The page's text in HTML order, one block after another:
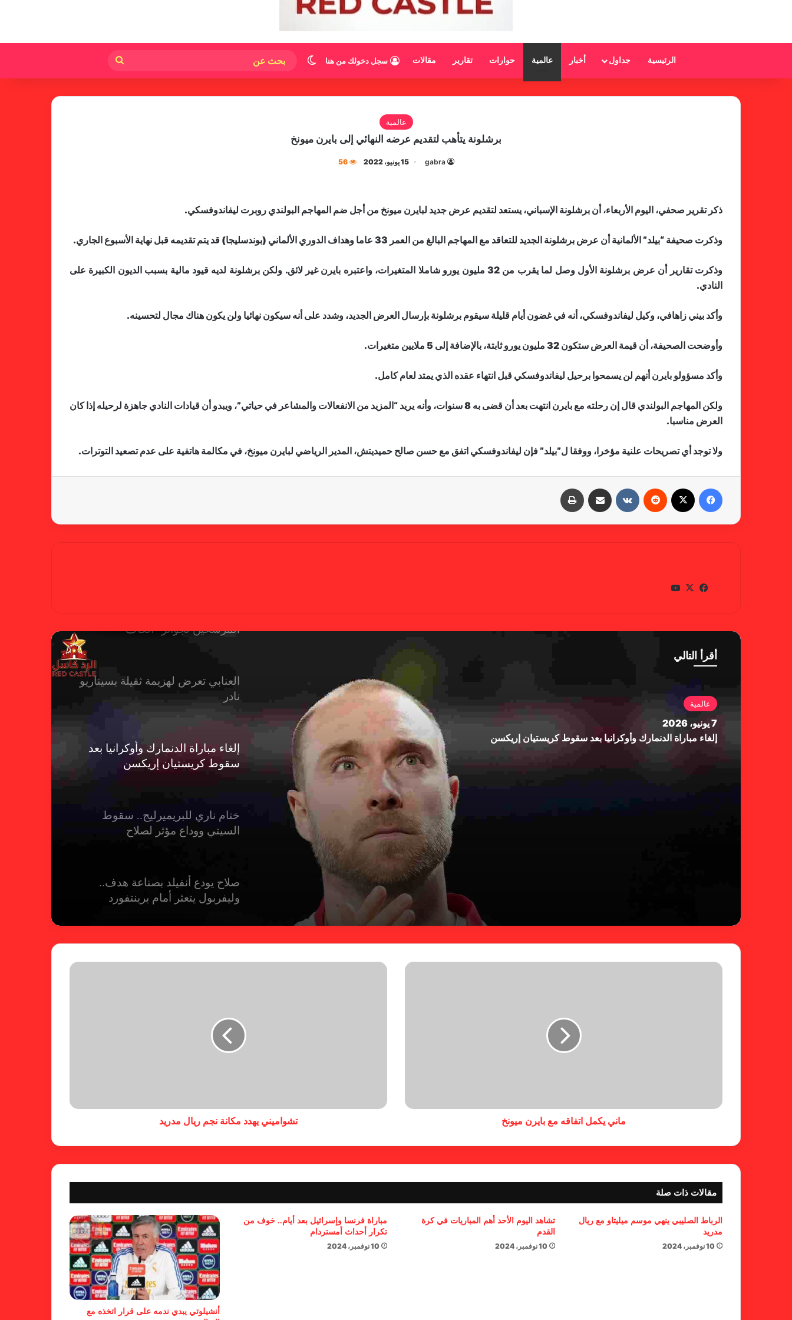
الرئيسية جداول أخبار عالمية حوارات تقارير مقالات سجل دخولك من هنا الوضع المظلم
عن
عالمية
برشلونة يتأهب لتقديم عرضه النهائي إلى بايرن ميونخ
gabra 15 يونيو، 2022 56
ذكر تقرير صحفي، اليوم الأربعاء، أن برشلونة الإسباني، يستعد لتقديم عرض جديد لبايرن ميونخ من أجل ضم المهاجم البولندي روبرت ليفاندوفسكي.
وذكرت صحيفة “بيلد” الألمانية أن عرض برشلونة الجديد للتعاقد مع المهاجم البالغ من العمر 33 عاما وهداف الدوري الألماني (بوندسليجا) قد يتم تقديمه قبل نهاية الأسبوع الجاري.
وذكرت تقارير أن عرض برشلونة الأول وصل لما يقرب من 32 مليون يورو شاملا المتغيرات، واعتبره بايرن غير لائق. ولكن برشلونة لديه قيود مالية بسبب الديون الكبيرة على
النادي.
وأكد بيني زاهافي، وكيل ليفاندوفسكي، أنه في غضون أيام قليلة سيقوم برشلونة بإرسال العرض الجديد، وشدد على أنه سيكون نهائيا ولن يكون هناك مجال لتحسينه.
وأوضحت الصحيفة، أن قيمة العرض ستكون 32 مليون يورو ثابتة، بالإضافة إلى 5 ملايين متغيرات.
وأكد مسؤولو بايرن أنهم لن يسمحوا برحيل ليفاندوفسكي قبل انتهاء عقده الذي يمتد لعام كامل.
ولكن المهاجم البولندي قال إن رحلته مع بايرن انتهت بعد أن قضى به 8 سنوات، وأنه يريد “المزيد من الانفعالات والمشاعر في حياتي”، ويبدو أن قيادات النادي جاهزة لرحيله إذا كان
العرض مناسبا.
ولا توجد أي تصريحات علنية مؤخرا، ووفقا ل”بيلد” فإن ليفاندوفسكي اتفق مع حسن صالح حميديتش، المدير الرياضي لبايرن ميونخ، في مكالمة هاتفية على عدم تصعيد التوترات.
في
وك
X
أقرأ التالي
عالمية
7 يونيو، 2026
إلغاء مباراة الدنمارك وأوكرانيا بعد سقوط كريستيان إريكسن
خلال جولة ميدانية للاطلاع على
آل خليفة: الشارقة تقدم نموذجاً عربياً
أزمة نفسية وراء غياب مبابي عن
بسبب تصريحات مهينة.. إيقاف حكم
حضور عربي قوي في قائمة
المرشحين لجوائز “الكاف”
العنابي تعرض لهزيمة ثقيلة بسيناريو
نادر
إلغاء مباراة الدنمارك وأوكرانيا بعد
سقوط كريستيان إريكسن
ختام ناري للبريميرليج.. سقوط
السيتي ووداع مؤثر لصلاح
صلاح يودع أنفيلد بصناعة هدف..
وليفربول يتعثر أمام برينتفورد
ومبابي يخطف الأضواء
فالنسيا يصعق برشلونة بثلاثية مثيرة
في ختام الليجا
آل خليفة: الشارقة تقدم نموذجاً عربياً
متقدماً في تنظيم الرياضة النسائية
منتخب فرنسا
بسبب تصريحات مهينة.. إيقاف حكم
في الدوري الإنجليزي
حضور عربي قوي في قائمة
المرشحين لجوائز “الكاف”
ماني يكمل اتفاقه مع بايرن ميونخ تشواميني يهدد مكانة نجم ريال مدريد
مقالات ذات صلة
الرباط الصليبي ينهي موسم ميليتاو مع ريال
مدريد
10 نوفمبر، 2024
تشاهد اليوم الأحد أهم المباريات في كرة
القدم
10 نوفمبر، 2024
مباراة فرنسا وإسرائيل بعد أيام.. خوف من
تكرار أحداث أمستردام
10 نوفمبر، 2024
أنشيلوتي يبدي ندمه على قرار اتخذه مع